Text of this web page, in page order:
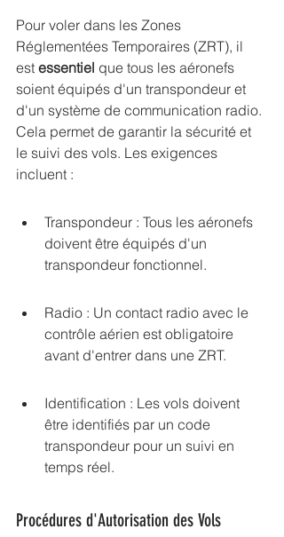
Pour voler dans les Zones
Réglementées Temporaires (ZRT), il
est essentiel que tous les aéronefs
soient équipés d'un transpondeur et
d'un système de communication radio.
Cela permet de garantir la sécurité et
le suivi des vols. Les exigences
incluent :
Transpondeur : Tous les aéronefs
doivent être équipés d'un
transpondeur fonctionnel.
Radio : Un contact radio avec le
contrôle aérien est obligatoire
avant d'entrer dans une ZRT.
Identification : Les vols doivent
être identifiés par un code
transpondeur pour un suivi en
temps réel.
Procédures d'Autorisation des Vols